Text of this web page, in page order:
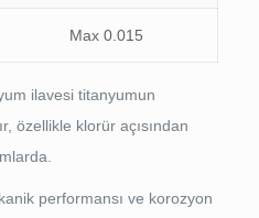
Max 0.015
ilavesi titanyumun
özellikle klorür açısından
performansı ve korozyon